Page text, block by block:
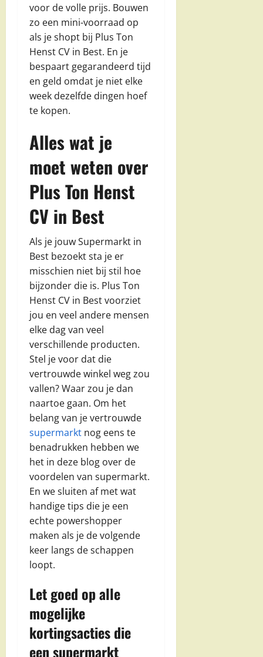
voor de volle prijs. Bouwen
zo een mini-voorraad op
als je shopt bij Plus Ton
Henst CV in Best. En je
bespaart gegarandeerd tijd
en geld omdat je niet elke
week dezelfde dingen hoef
te kopen.
Alles wat je
moet weten over
Plus Ton Henst
CV in Best
Als je jouw Supermarkt in
Best bezoekt sta je er
misschien niet bij stil hoe
bijzonder die is. Plus Ton
Henst CV in Best voorziet
jou en veel andere mensen
elke dag van veel
verschillende producten.
Stel je voor dat die
vertrouwde winkel weg zou
vallen? Waar zou je dan
naartoe gaan. Om het
belang van je vertrouwde
supermarkt nog eens te
benadrukken hebben we
het in deze blog over de
voordelen van supermarkt.
En we sluiten af met wat
handige tips die je een
echte powershopper
maken als je de volgende
keer langs de schappen
loopt.
Let goed op alle
mogelijke
kortingsacties die
een supermarkt